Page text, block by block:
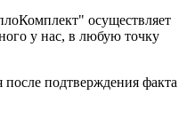
осуществляет
у нас, в любую точку
подтверждения факта